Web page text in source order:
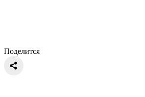
Поделится